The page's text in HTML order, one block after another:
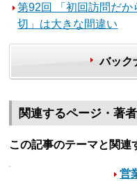
第92回 「初回訪問だ
切」は大きな間違い
バック
関連するページ・著
この記事のテーマと関連
営